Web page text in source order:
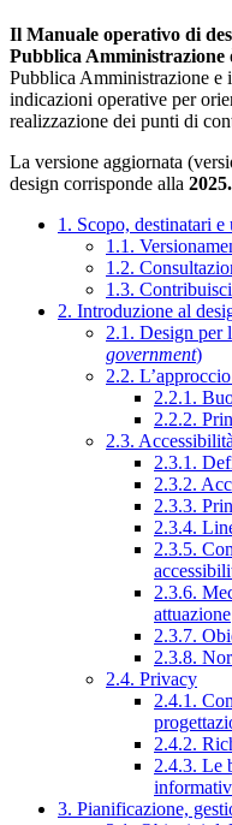
Il Manuale operativo di
Pubblica Amministrazione
Pubblica Amministrazione
indicazioni operative per
realizzazione dei punti di
La versione aggiornata
design corrisponde alla
1. Scopo, destinatari
1.1.
1.2.
1.3.
2. Introduzione al
2.1. Design per
government)
2.2.
2.2.1.
2.2.2.
2.3. Accessibilità
2.3.1.
2.3.2.
2.3.3.
2.3.4.
2.3.5.
2.3.6.
attuazione
2.3.7.
2.3.8.
2.4. Privacy
2.4.1.
2.4.2.
2.4.3. Le
3. Pianificazione,